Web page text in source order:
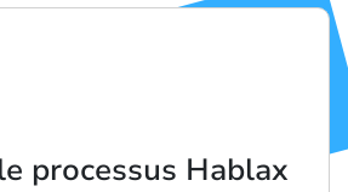
processus Hablax